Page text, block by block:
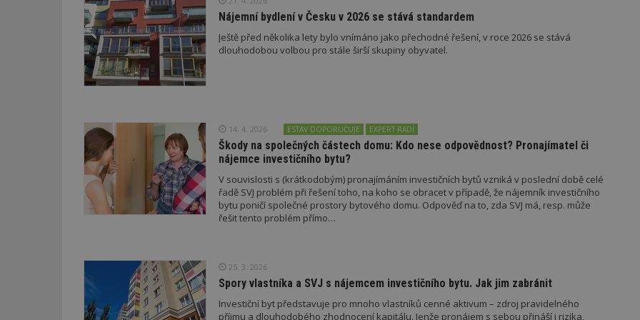
Nájemní bydlení v Česku v 2026 se stává standardem
Ještě před několika lety bylo vnímáno jako přechodné řešení, v roce 2026 se stává
dlouhodobou volbou pro stále širší skupiny obyvatel.
14. 4. 2026 ESTAV DOPORUČUJE EXPERT RADÍ
Škody na společných částech domu: Kdo nese odpovědnost? Pronajímatel či
nájemce investičního bytu?
V souvislosti s (krátkodobým) pronajímáním investičních bytů vzniká v poslední době celé
řadě SVJ problém při řešení toho, na koho se obracet v případě, že nájemník investičního
bytu poničí společné prostory bytového domu. Odpověď na to, zda SVJ má, resp. může
řešit tento problém přímo…
25. 3. 2026
Spory vlastníka a SVJ s nájemcem investičního bytu. Jak jim zabránit
Investiční byt představuje pro mnoho vlastníků cenné aktivum – zdroj pravidelného
příjmu a dlouhodobého zhodnocení kapitálu. Jenže pronájem s sebou přináší i rizika,
_dc_gtm_UA-53599847-1
.estav.cz
53
Tento soubor cookie je přidružen k
_hjFirstSeen
Hotjar Ltd
.estav.cz
minut
Soubor cookie je nastaven tak, aby
začátek cesty uživatele pro celkový
_hjAbsoluteSessionInProgress
Hotjar Ltd
.estav.cz
29
minut
54
Soubor cookie je nastaven tak, aby
začátek cesty uživatele pro celkový
Neobsahuje žádné identifikovatelné
__gfp_64b
.estav.cz
1 rok
Jedná se o soubor cookie, který slouží
dalších souborů cookie návštěvníkem